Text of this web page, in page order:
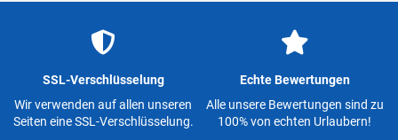
SSL-Verschlüsselung
Wir verwenden auf allen unseren
Seiten eine SSL-Verschlüsselung.
Echte Bewertungen
Alle unsere Bewertungen sind zu
100% von echten Urlaubern!